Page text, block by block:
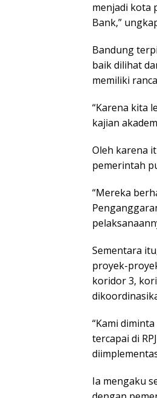
menjadi kota
Bank,”
Bandung
baik dilihat
memiliki
“Karena kita
kajian
Oleh karena
pemerintah
“Mereka
Sementara
proyek-
koridor 3,
“Kami
tercapai di
Ia mengaku